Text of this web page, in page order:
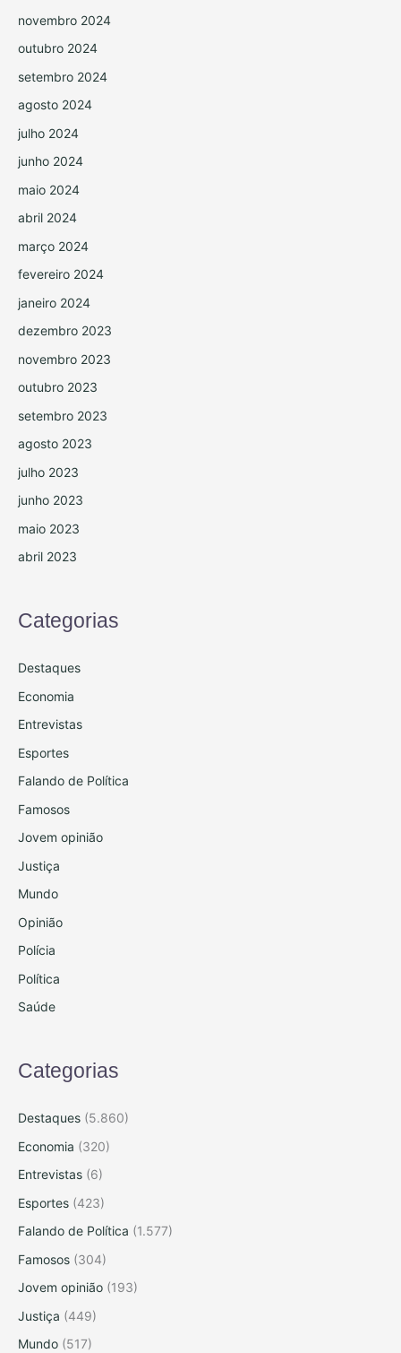
novembro 2024
outubro 2024
setembro 2024
agosto 2024
julho 2024
junho 2024
maio 2024
abril 2024
março 2024
fevereiro 2024
janeiro 2024
dezembro 2023
novembro 2023
outubro 2023
setembro 2023
agosto 2023
julho 2023
junho 2023
maio 2023
abril 2023
Categorias
Destaques
Economia
Entrevistas
Esportes
Falando de Política
Famosos
Jovem opinião
Justiça
Mundo
Opinião
Polícia
Política
Saúde
Categorias
Destaques (5.860)
Economia (320)
Entrevistas (6)
Esportes (423)
Falando de Política (1.577)
Famosos (304)
Jovem opinião (193)
Justiça (449)
Mundo (517)